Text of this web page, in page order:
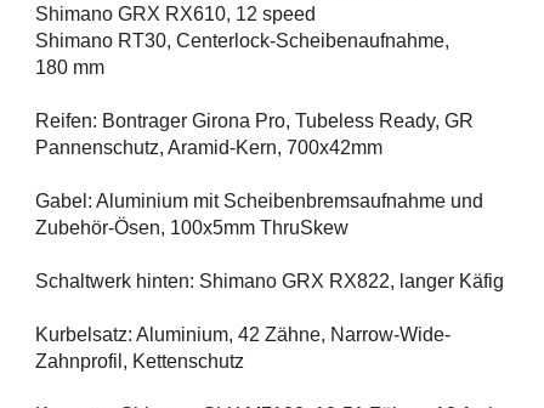
Shimano GRX RX610, 12 speed
Shimano RT30, Centerlock-Scheibenaufnahme,
180 mm
Reifen: Bontrager Girona Pro, Tubeless Ready, GR
Pannenschutz, Aramid-Kern, 700x42mm
Gabel: Aluminium mit Scheibenbremsaufnahme und
Zubehör-Ösen, 100x5mm ThruSkew
Schaltwerk hinten: Shimano GRX RX822, langer Käfig
Kurbelsatz: Aluminium, 42 Zähne, Narrow-Wide-
Zahnprofil, Kettenschutz